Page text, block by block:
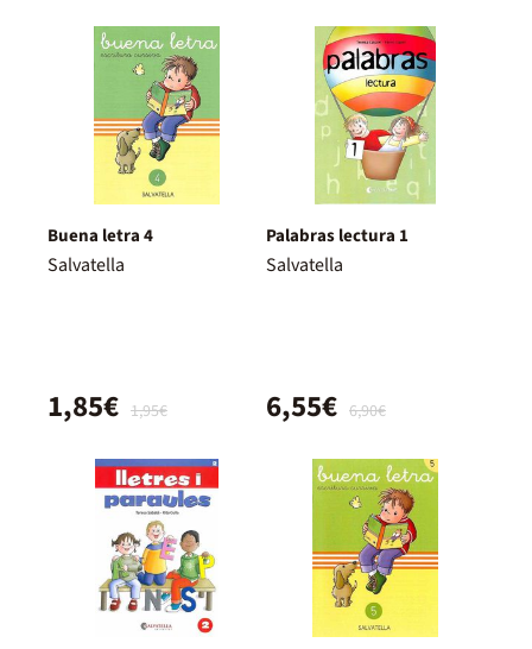
Buena letra 4
Salvatella
1,95€
1,85€
Palabras lectura 1
Salvatella
6,90€
6,55€